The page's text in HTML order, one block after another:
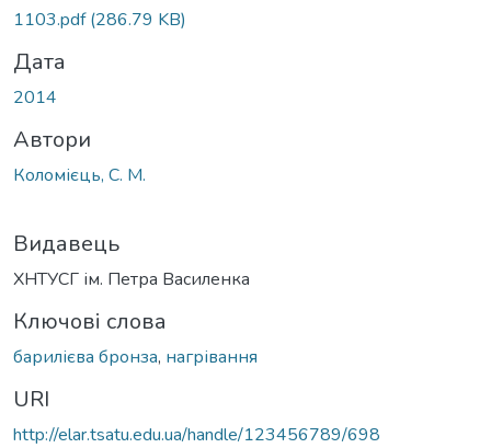
1103.pdf(286.79 KB)
Дата
2014
Автори
Коломієць, С. М.
Видавець
ХНТУСГ ім. Петра Василенка
Ключові слова
барилієва бронза, нагрівання
URI
http://elar.tsatu.edu.ua/handle/123456789/698